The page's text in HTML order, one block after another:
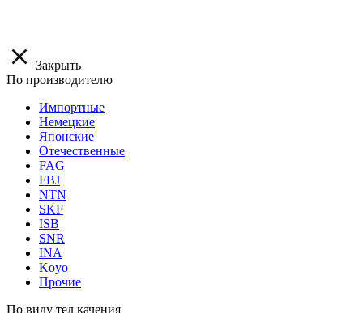
Закрыть
По производителю
Импортные
Немецкие
Японские
Отечественные
FAG
FBJ
NTN
SKF
ISB
SNR
INA
Koyo
Прочие
По виду тел качения